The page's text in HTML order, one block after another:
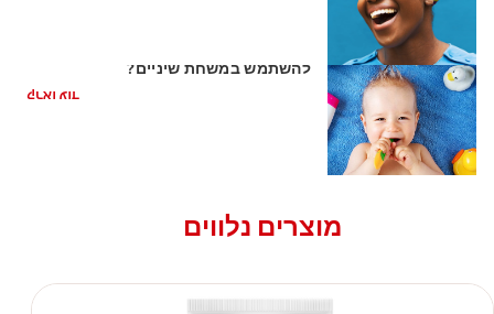
להשתמש במשחת שיניים?
קראו עוד
מוצרים נלווים